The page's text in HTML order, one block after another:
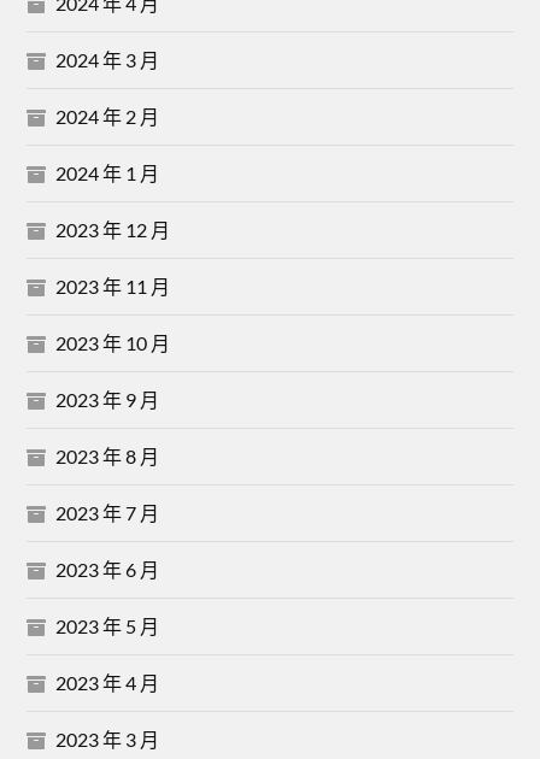
2024 年 3 月
2024 年 2 月
2024 年 1 月
2023 年 12 月
2023 年 11 月
2023 年 10 月
2023 年 9 月
2023 年 8 月
2023 年 7 月
2023 年 6 月
2023 年 5 月
2023 年 4 月
2023 年 3 月